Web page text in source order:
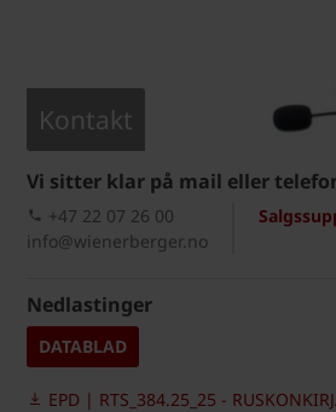
Kontakt
Vi sitter klar på mail eller
+47 22 07 26 00
info@wienerberger.no
Nedlastinger
DATABLAD
EPD | RTS_384.25_25 -